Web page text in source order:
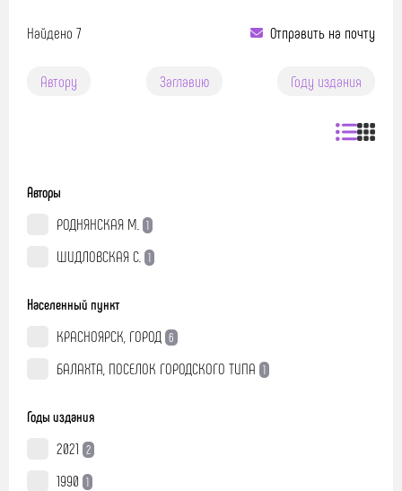
Найдено 7 Отправить на почту
Автору Заглавию Году издания
Авторы
РОДНЯНСКАЯ М. 1
ШИДЛОВСКАЯ С. 1
Населенный пункт
КРАСНОЯРСК, ГОРОД 6
БАЛАХТА, ПОСЕЛОК ГОРОДСКОГО ТИПА 1
Годы издания
2021 2
1990 1